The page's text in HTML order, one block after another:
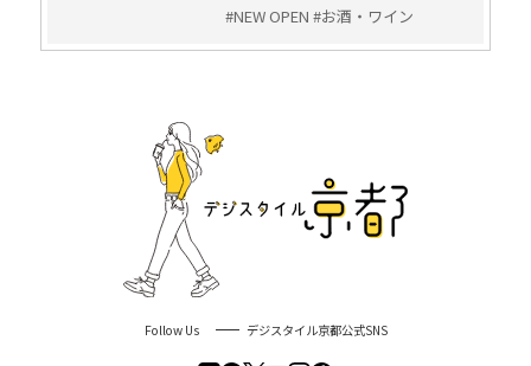
#NEW OPEN #お酒・ワイン
Follow Us デジスタイル京都公式SNS